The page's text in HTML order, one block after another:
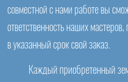
совместной с нами работе вы
ответственность наших
в указанный срок свой заказ.
Каждый приобретенный